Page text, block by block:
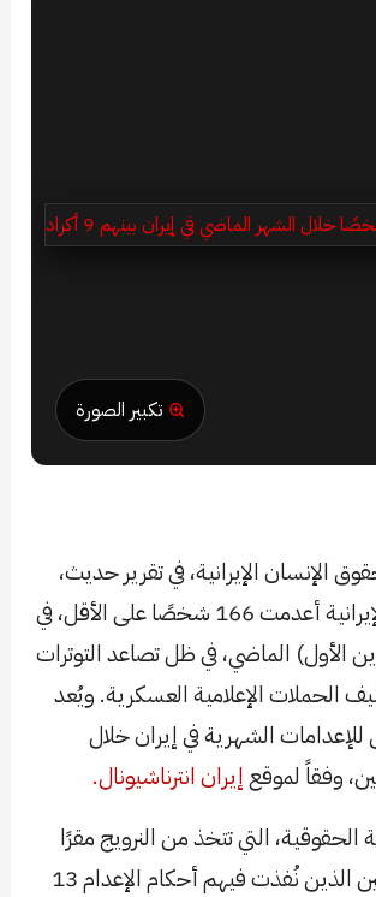
تكبير الصورة
الإنسان الإيرانية، في تقرير حديث،
بأن السلطات الإيرانية أعدمت 166 شخصًا على الأقل، في
الأول) الماضي، في ظل تصاعد التوترات
الحملات الإعلامية العسكرية. ويُعد
للإعدامات الشهرية في إيران خلال
وفقاً لموقعإيران انترناشيونال.
التي تتخذ من النرويج مقرًا
لها، إلى أن من بين الذين نُفذت فيهم أحكام الإعدام 13